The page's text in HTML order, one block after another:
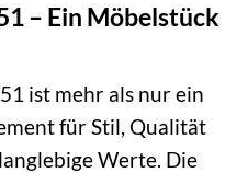
– Ein Möbelstück
ist mehr als nur ein
für Stil, Qualität
Werte. Die